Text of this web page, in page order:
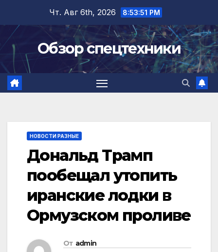
содержимому
Чт. Авг 6th, 2026 8:53:52 PM
Обзор спецтехники
НОВОСТИ РАЗНЫЕ
Дональд Трамп
пообещал утопить
иранские лодки в
Ормузском проливе
От admin